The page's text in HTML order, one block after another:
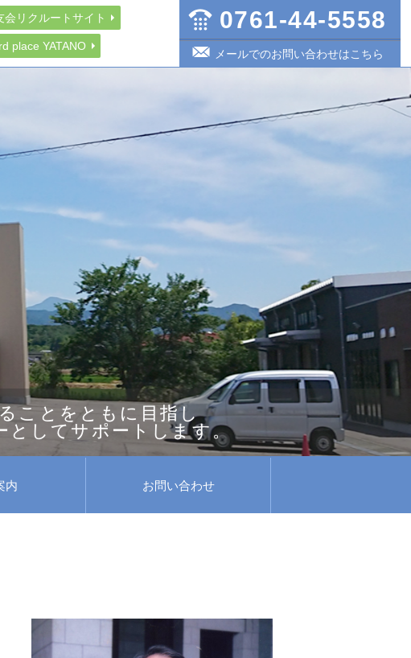
0761-44-5558
メールでのお問い合わせはこちら
会リクルートサイト
place YATANO
ことをともに目指し
としてサポートします。
内 お問い合わせ